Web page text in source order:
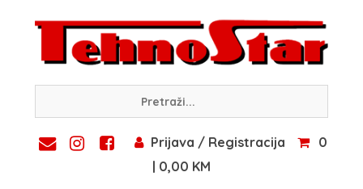
content
Prijava / Registracija
0
| 0,00 KM